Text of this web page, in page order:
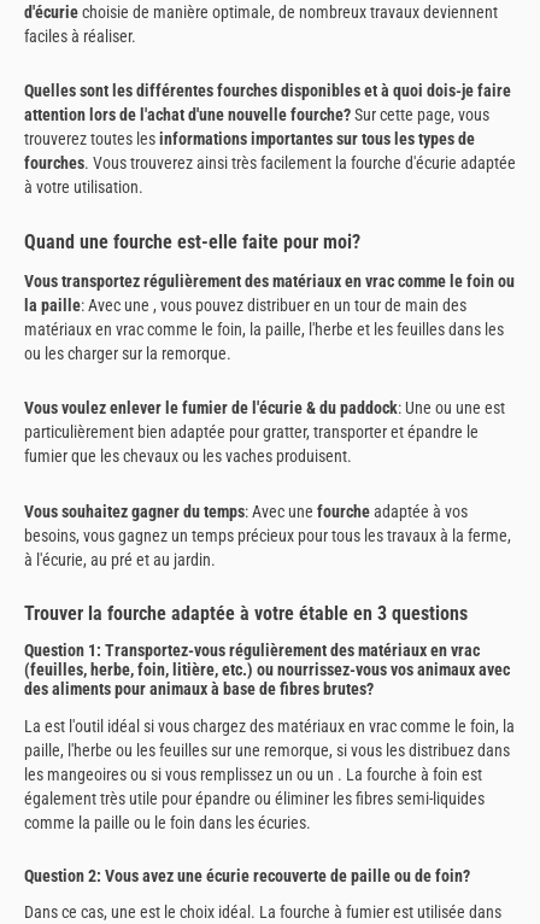
d'écuriechoisie de manière optimale, de nombreux travaux deviennent
faciles à réaliser.
Quelles sont les différentes fourches disponibles et à quoi dois-je faire
attention lors de l'achat d'une nouvelle fourche?Sur cette page, vous
trouverez toutes lesinformations importantes sur tous les types de
fourches. Vous trouverez ainsi très facilement la fourche d'écurie adaptée
à votre utilisation.
Quand une fourche est-elle faite pour moi?
Vous transportez régulièrement des matériaux en vrac comme le foin ou
la paille: Avec une , vous pouvez distribuer en un tour de main des
matériaux en vrac comme le foin, la paille, l'herbe et les feuilles dans les
ou les charger sur la remorque.
Vous voulez enlever le fumier de l'écurie & du paddock: Une ou une est
particulièrement bien adaptée pour gratter, transporter et épandre le
fumier que les chevaux ou les vaches produisent.
Vous souhaitez gagner du temps: Avec une fourcheadaptée à vos
besoins, vous gagnez un temps précieux pour tous les travaux à la ferme,
à l'écurie, au pré et au jardin.
Trouver la fourche adaptée à votre étable en 3 questions
Question 1: Transportez-vous régulièrement des matériaux en vrac
(feuilles, herbe, foin, litière, etc.) ou nourrissez-vous vos animaux avec
des aliments pour animaux à base de fibres brutes?
La est l'outil idéal si vous chargez des matériaux en vrac comme le foin, la
paille, l'herbe ou les feuilles sur une remorque, si vous les distribuez dans
les mangeoires ou si vous remplissez un ou un . La fourche à foin est
également très utile pour épandre ou éliminer les fibres semi-liquides
comme la paille ou le foin dans les écuries.
Question 2: Vous avez une écurie recouverte de paille ou de foin?
Dans ce cas, une est le choix idéal. La fourche à fumier est utilisée dans